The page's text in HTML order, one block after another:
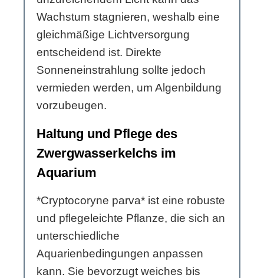
Wachstum stagnieren, weshalb eine
gleichmäßige Lichtversorgung
entscheidend ist. Direkte
Sonneneinstrahlung sollte jedoch
vermieden werden, um Algenbildung
vorzubeugen.
Haltung und Pflege des
Zwergwasserkelchs im
Aquarium
*Cryptocoryne parva* ist eine robuste
und pflegeleichte Pflanze, die sich an
unterschiedliche
Aquarienbedingungen anpassen
kann. Sie bevorzugt weiches bis